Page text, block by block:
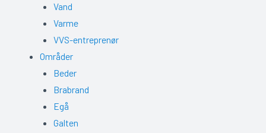
Vand
Varme
VVS-entreprenør
Områder
Beder
Brabrand
Egå
Galten